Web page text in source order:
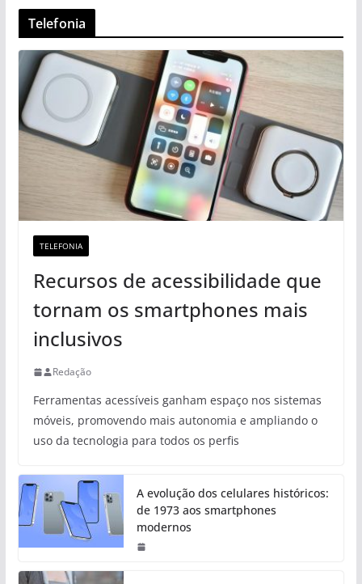
Telefonia
TELEFONIA
Recursos de acessibilidade que
tornam os smartphones mais
inclusivos
Redação
Ferramentas acessíveis ganham espaço nos sistemas
móveis, promovendo mais autonomia e ampliando o
uso da tecnologia para todos os perfis
A evolução dos celulares históricos:
de 1973 aos smartphones
modernos